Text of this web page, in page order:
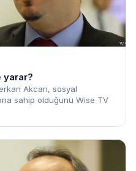
yarar?
Akcan, sosyal
sahip olduğunu Wise TV